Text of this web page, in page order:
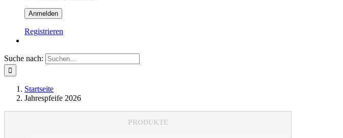
Registrieren
Suche nach:
Startseite
Jahrespfeife 2026
PRODUKTE